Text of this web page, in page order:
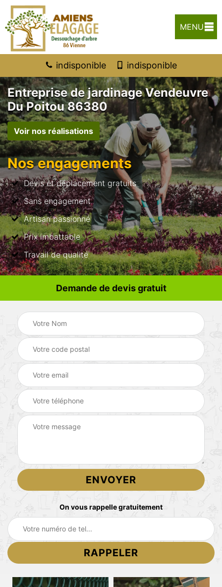
MENU
indisponible indisponible
Entreprise de jardinage Vendeuvre
Du Poitou 86380
Voir nos réalisations
Nos engagements
Devis et déplacement gratuits
Sans engagement
Artisan passionné
Prix imbattable
Travail de qualité
Demande de devis gratuit
On vous rappelle gratuitement